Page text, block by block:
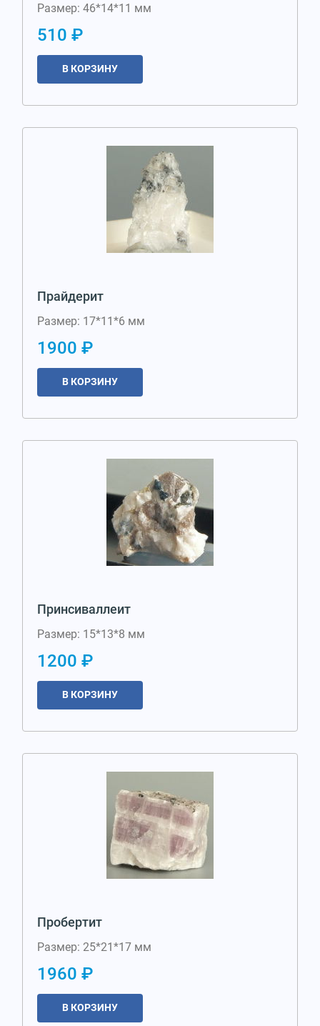
Размер: 46*14*11 мм
510 ₽
В КОРЗИНУ
Прайдерит
Размер: 17*11*6 мм
1900 ₽
В КОРЗИНУ
Принсиваллеит
Размер: 15*13*8 мм
1200 ₽
В КОРЗИНУ
Пробертит
Размер: 25*21*17 мм
1960 ₽
В КОРЗИНУ